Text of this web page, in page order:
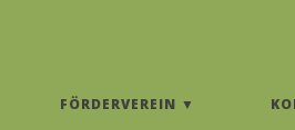
FÖRDERVEREIN